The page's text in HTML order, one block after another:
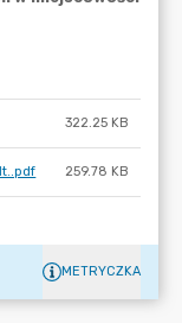
322.25 KB
259.78 KB
METRYCZKA